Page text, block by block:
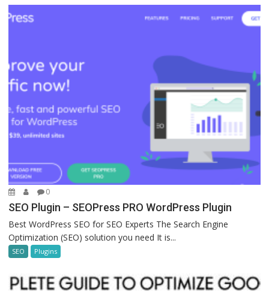
0
SEO Plugin – SEOPress PRO WordPress Plugin
Best WordPress SEO for SEO Experts The Search Engine
Optimization (SEO) solution you need It is...
SEO Plugins